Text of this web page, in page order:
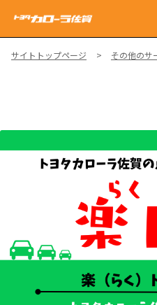
サイトトップページ その他のサ